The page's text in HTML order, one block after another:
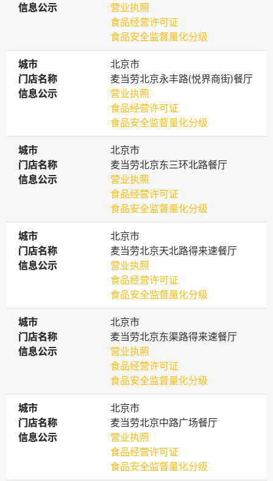
信息公示
信息公示
营业执照
食品经营许可证
食品安全监督量化分级
城市
城市
北京市
门店名称
门店名称
麦当劳北京永丰路(悦界商街)餐厅
信息公示
信息公示
营业执照
食品经营许可证
食品安全监督量化分级
城市
城市
北京市
门店名称
门店名称
麦当劳北京东三环北路餐厅
信息公示
信息公示
营业执照
食品经营许可证
食品安全监督量化分级
城市
城市
北京市
门店名称
门店名称
麦当劳北京天北路得来速餐厅
信息公示
信息公示
营业执照
食品经营许可证
食品安全监督量化分级
城市
城市
北京市
门店名称
门店名称
麦当劳北京东渠路得来速餐厅
信息公示
信息公示
营业执照
食品经营许可证
食品安全监督量化分级
城市
城市
北京市
门店名称
门店名称
麦当劳北京中路广场餐厅
信息公示
信息公示
营业执照
食品经营许可证
食品安全监督量化分级